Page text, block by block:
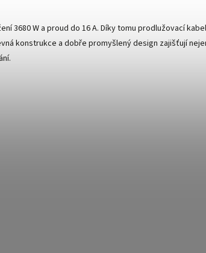
3680 W a proud do 16 A. Díky tomu prodlužovací
konstrukce a dobře promyšlený design zajišťují